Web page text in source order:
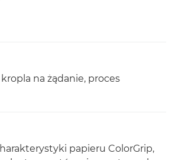
na żądanie, proces
papieru ColorGrip,